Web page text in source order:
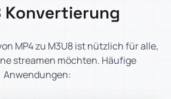
Konvertierung
MP4 zu M3U8 ist nützlich für alle,
streamen möchten. Häufige
Anwendungen: